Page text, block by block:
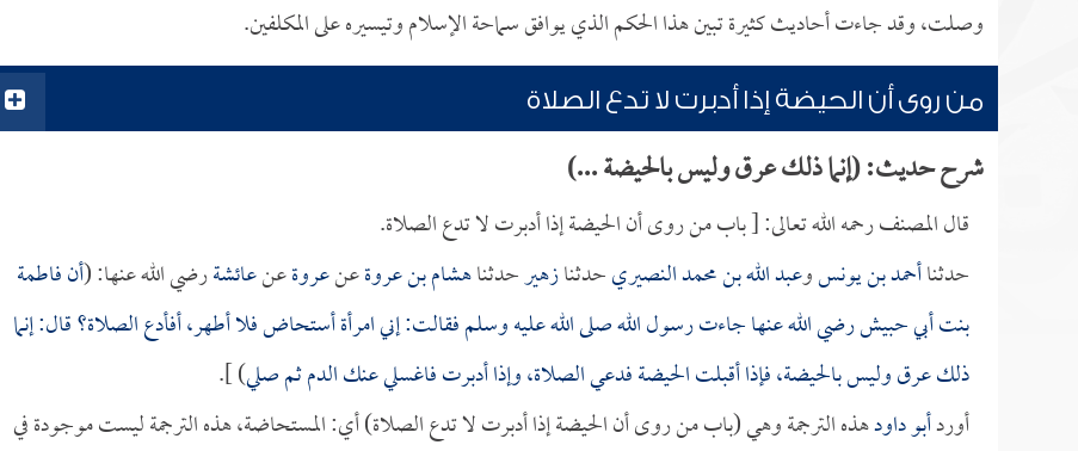
وصلت، وقد جاءت أحاديث كثيرة تبين هذا الحكم الذي يوافق سماحة الإسلام وتيسيره على المكلفين.
من روى أن الحيضة إذا أدبرت لا تدع الصلاة
شرح حديث: (إنما ذلك عرق وليس بالحيضة ...)
قال المصنف رحمه الله تعالى: [ باب من روى أن الحيضة إذا أدبرت لا تدع الصلاة.
حدثناأحمد بن يونسوعبد الله بن محمد النصيريحدثنازهيرحدثناهشام بن عروةعنعروةعنعائشةرضي الله عنها: (أنفاطمة
بنت أبي حبيشرضي الله عنها جاءت رسول الله صلى الله عليه وسلم فقالت: إني امرأة أستحاض فلا أطهر، أفأدع الصلاة؟ قال: إنما
ذلك عرق وليس بالحيضة، فإذا أقبلت الحيضة فدعي الصلاة، وإذا أدبرت فاغسلي عنك الدم ثم صلي) ].
أوردأبو داودهذه الترجمة وهي (باب من روى أن الحيضة إذا أدبرت لا تدع الصلاة) أي: المستحاضة، هذه الترجمة ليست موجودة في